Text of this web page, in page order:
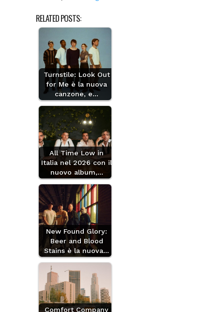
RELATED POSTS:
Turnstile: Look Out
for Me è la nuova
canzone, e…
All Time Low in
Italia nel 2026 con il
nuovo album,…
New Found Glory:
Beer and Blood
Stains è la nuova…
Comfort Company